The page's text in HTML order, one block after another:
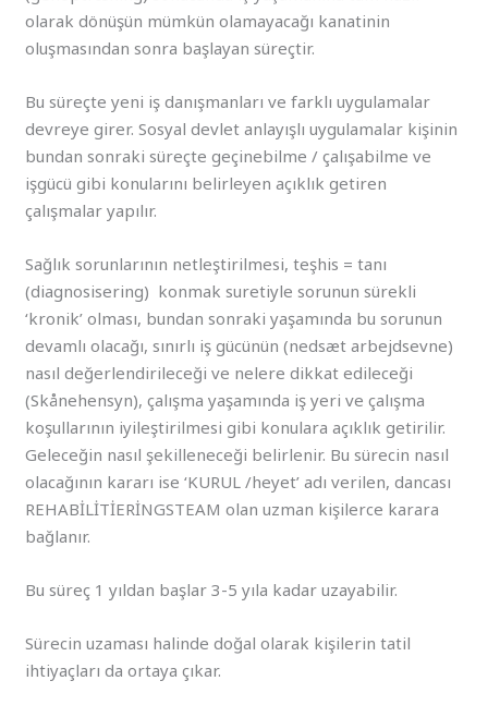
olarak dönüşün mümkün olamayacağı kanatinin
oluşmasından sonra başlayan süreçtir.
Bu süreçte yeni iş danışmanları ve farklı uygulamalar
devreye girer. Sosyal devlet anlayışlı uygulamalar kişinin
bundan sonraki süreçte geçinebilme / çalışabilme ve
işgücü gibi konularını belirleyen açıklık getiren
çalışmalar yapılır.
Sağlık sorunlarının netleştirilmesi, teşhis = tanı
(diagnosisering) konmak suretiyle sorunun sürekli
‘kronik’ olması, bundan sonraki yaşamında bu sorunun
devamlı olacağı, sınırlı iş gücünün (nedsæt arbejdsevne)
nasıl değerlendirileceği ve nelere dikkat edileceği
(Skånehensyn), çalışma yaşamında iş yeri ve çalışma
koşullarının iyileştirilmesi gibi konulara açıklık getirilir.
Geleceğin nasıl şekilleneceği belirlenir. Bu sürecin nasıl
olacağının kararı ise ‘KURUL /heyet’ adı verilen, dancası
REHABİLİTİERİNGSTEAM olan uzman kişilerce karara
bağlanır.
Bu süreç 1 yıldan başlar 3-5 yıla kadar uzayabilir.
Sürecin uzaması halinde doğal olarak kişilerin tatil
ihtiyaçları da ortaya çıkar.